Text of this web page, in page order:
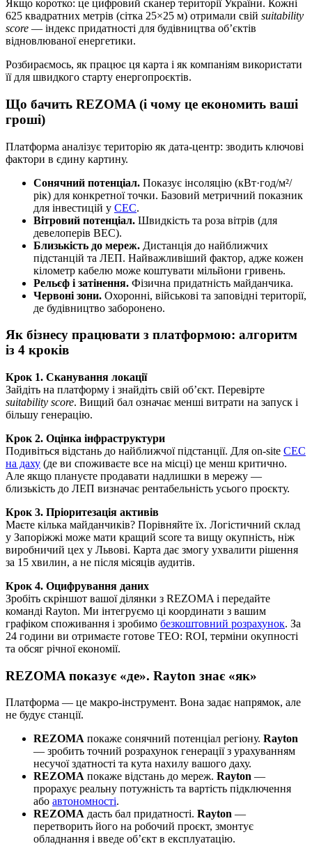
Якщо коротко: це цифровий сканер території України. Кожні
625 квадратних метрів (сітка 25×25 м) отримали свій suitability
score — індекс придатності для будівництва об’єктів
відновлюваної енергетики.
Розбираємось, як працює ця карта і як компаніям використати
її для швидкого старту енергопроєктів.
Що бачить REZOMA (і чому це економить ваші
гроші)
Платформа аналізує територію як дата-центр: зводить ключові
фактори в єдину картину.
Сонячний потенціал. Показує інсоляцію (кВт·год/м²/
рік) для конкретної точки. Базовий метричний показник
для інвестицій у СЕС.
Вітровий потенціал. Швидкість та роза вітрів (для
девелоперів ВЕС).
Близькість до мереж. Дистанція до найближчих
підстанцій та ЛЕП. Найважливіший фактор, адже кожен
кілометр кабелю може коштувати мільйони гривень.
Рельєф і затінення. Фізична придатність майданчика.
Червоні зони. Охоронні, військові та заповідні території,
де будівництво заборонено.
Як бізнесу працювати з платформою: алгоритм
із 4 кроків
Крок 1. Сканування локації
Зайдіть на платформу і знайдіть свій об’єкт. Перевірте
suitability score. Вищий бал означає менші витрати на запуск і
більшу генерацію.
Крок 2. Оцінка інфраструктури
Подивіться відстань до найближчої підстанції. Для on-site СЕС
на даху (де ви споживаєте все на місці) це менш критично.
Але якщо плануєте продавати надлишки в мережу —
близькість до ЛЕП визначає рентабельність усього проєкту.
Крок 3. Пріоритезація активів
Маєте кілька майданчиків? Порівняйте їх. Логістичний склад
у Запоріжжі може мати кращий score та вищу окупність, ніж
виробничий цех у Львові. Карта дає змогу ухвалити рішення
за 15 хвилин, а не після місяців аудитів.
Крок 4. Оцифрування даних
Зробіть скріншот вашої ділянки з REZOMA і передайте
команді Rayton. Ми інтегруємо ці координати з вашим
графіком споживання і зробимо безкоштовний розрахунок. За
24 години ви отримаєте готове ТЕО: ROI, терміни окупності
та обсяг річної економії.
REZOMA показує «де». Rayton знає «як»
Платформа — це макро-інструмент. Вона задає напрямок, але
не будує станції.
REZOMA покаже сонячний потенціал регіону. Rayton
— зробить точний розрахунок генерації з урахуванням
несучої здатності та кута нахилу вашого даху.
REZOMA покаже відстань до мереж. Rayton —
прорахує реальну потужність та вартість підключення
або автономності.
REZOMA дасть бал придатності. Rayton —
перетворить його на робочий проєкт, змонтує
обладнання і введе об’єкт в експлуатацію.